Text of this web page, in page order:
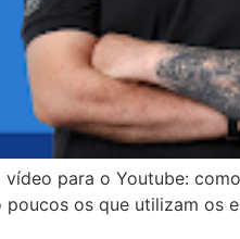
para o Youtube:
os que utilizam os